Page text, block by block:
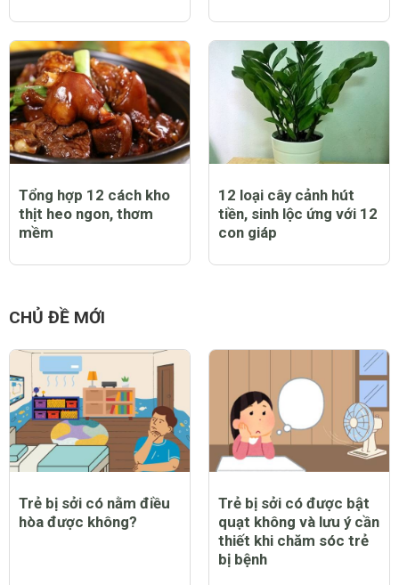
Tổng hợp 12 cách kho
thịt heo ngon, thơm
mềm
12 loại cây cảnh hút
tiền, sinh lộc ứng với 12
con giáp
CHỦ ĐỀ MỚI
Trẻ bị sởi có nằm điều
hòa được không?
Trẻ bị sởi có được bật
quạt không và lưu ý cần
thiết khi chăm sóc trẻ
bị bệnh